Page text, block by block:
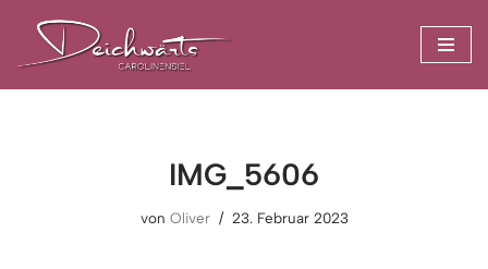
Zum
Inhalt
IMG_5606
von Oliver 23. Februar 2023